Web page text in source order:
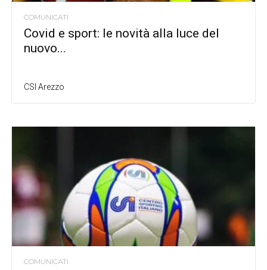
COMUNICATI
Covid e sport: le novità alla luce del
nuovo...
CSI Arezzo
COMUNICATI